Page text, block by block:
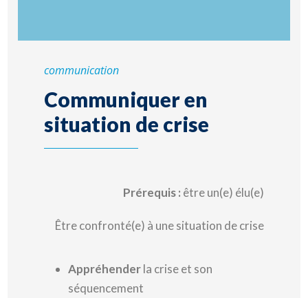
communication
Communiquer en
situation de crise
Prérequis : être un(e) élu(e)
Être confronté(e) à une situation de crise
Appréhenderla crise et son
séquencement